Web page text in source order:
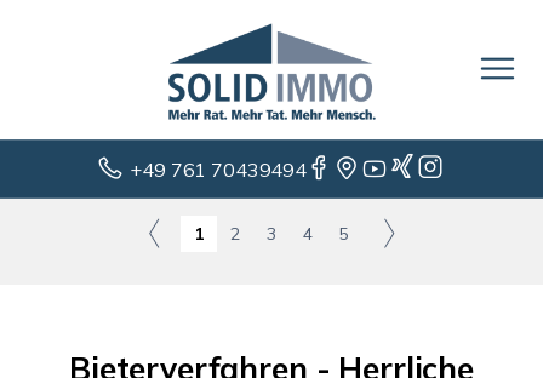
+49 761 70439494
1 2 3 4 5
Bieterverfahren - Herrliche